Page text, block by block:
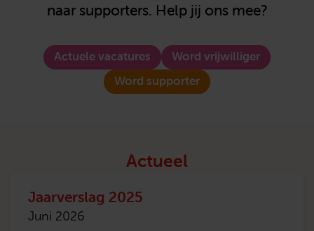
naar supporters. Help jij ons mee?
Actuele vacatures
Word vrijwilliger
Word supporter
Actueel
Jaarverslag 2025
Juni 2026